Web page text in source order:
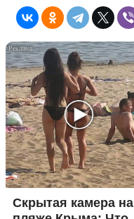
Скрытая камера на